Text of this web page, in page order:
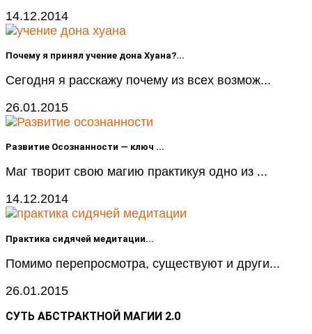
14.12.2014
Почему я принял учение дона Хуана?...
Сегодня я расскажу почему из всех возмож...
26.01.2015
Развитие Осознанности — ключ ...
Маг творит свою магию практикуя одно из ...
14.12.2014
Практика сидячей медитации...
Помимо перепросмотра, существуют и други...
26.01.2015
СУТЬ АБСТРАКТНОЙ МАГИИ 2.0